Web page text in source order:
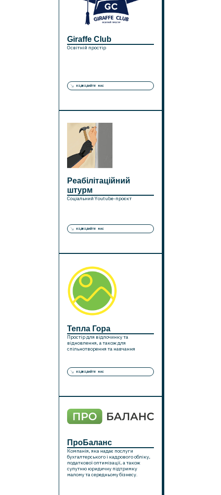
Giraffe Club
Освітній простір
ВІДВІДАЙТЕ НАС
Реабілітаційний
штурм
Соціальний Youtube-проєкт
ВІДВІДАЙТЕ НАС
Тепла Гора
Простір для відпочинку та
відновлення, а також для
спільнотворення та навчання
ВІДВІДАЙТЕ НАС
ПроБаланс
Компанія, яка надає послуги
бухгалтерського і кадрового обліку,
податкової оптимізації, а також
супутню юридичну підтримку
малому та середньому бізнесу.